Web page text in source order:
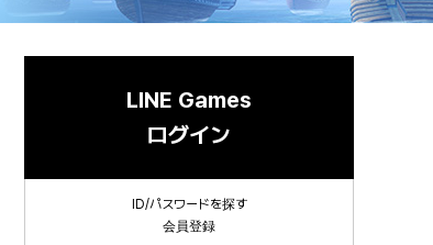
🐥
初心者航海ノート
LINE Games
ログイン
ID/パスワードを探す
会員登録